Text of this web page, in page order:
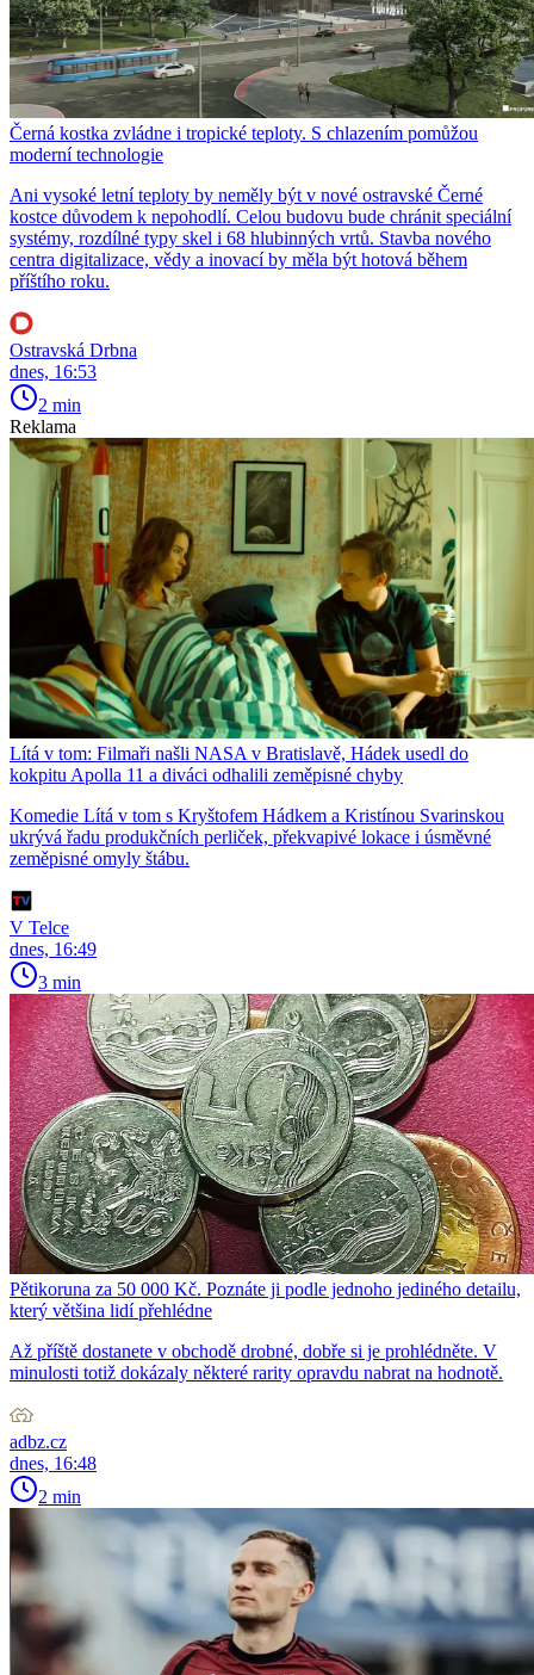
Černá kostka zvládne i tropické teploty. S chlazením pomůžou
moderní technologie
Ani vysoké letní teploty by neměly být v nové ostravské Černé
kostce důvodem k nepohodlí. Celou budovu bude chránit speciální
systémy, rozdílné typy skel i 68 hlubinných vrtů. Stavba nového
centra digitalizace, vědy a inovací by měla být hotová během
příštího roku.
Ostravská Drbna
dnes, 16:53
2 min
Reklama
Lítá v tom: Filmaři našli NASA v Bratislavě, Hádek usedl do
kokpitu Apolla 11 a diváci odhalili zeměpisné chyby
Komedie Lítá v tom s Kryštofem Hádkem a Kristínou Svarinskou
ukrývá řadu produkčních perliček, překvapivé lokace i úsměvné
zeměpisné omyly štábu.
V Telce
dnes, 16:49
3 min
Pětikoruna za 50 000 Kč. Poznáte ji podle jednoho jediného detailu,
který většina lidí přehlédne
Až příště dostanete v obchodě drobné, dobře si je prohlédněte. V
minulosti totiž dokázaly některé rarity opravdu nabrat na hodnotě.
adbz.cz
dnes, 16:48
2 min